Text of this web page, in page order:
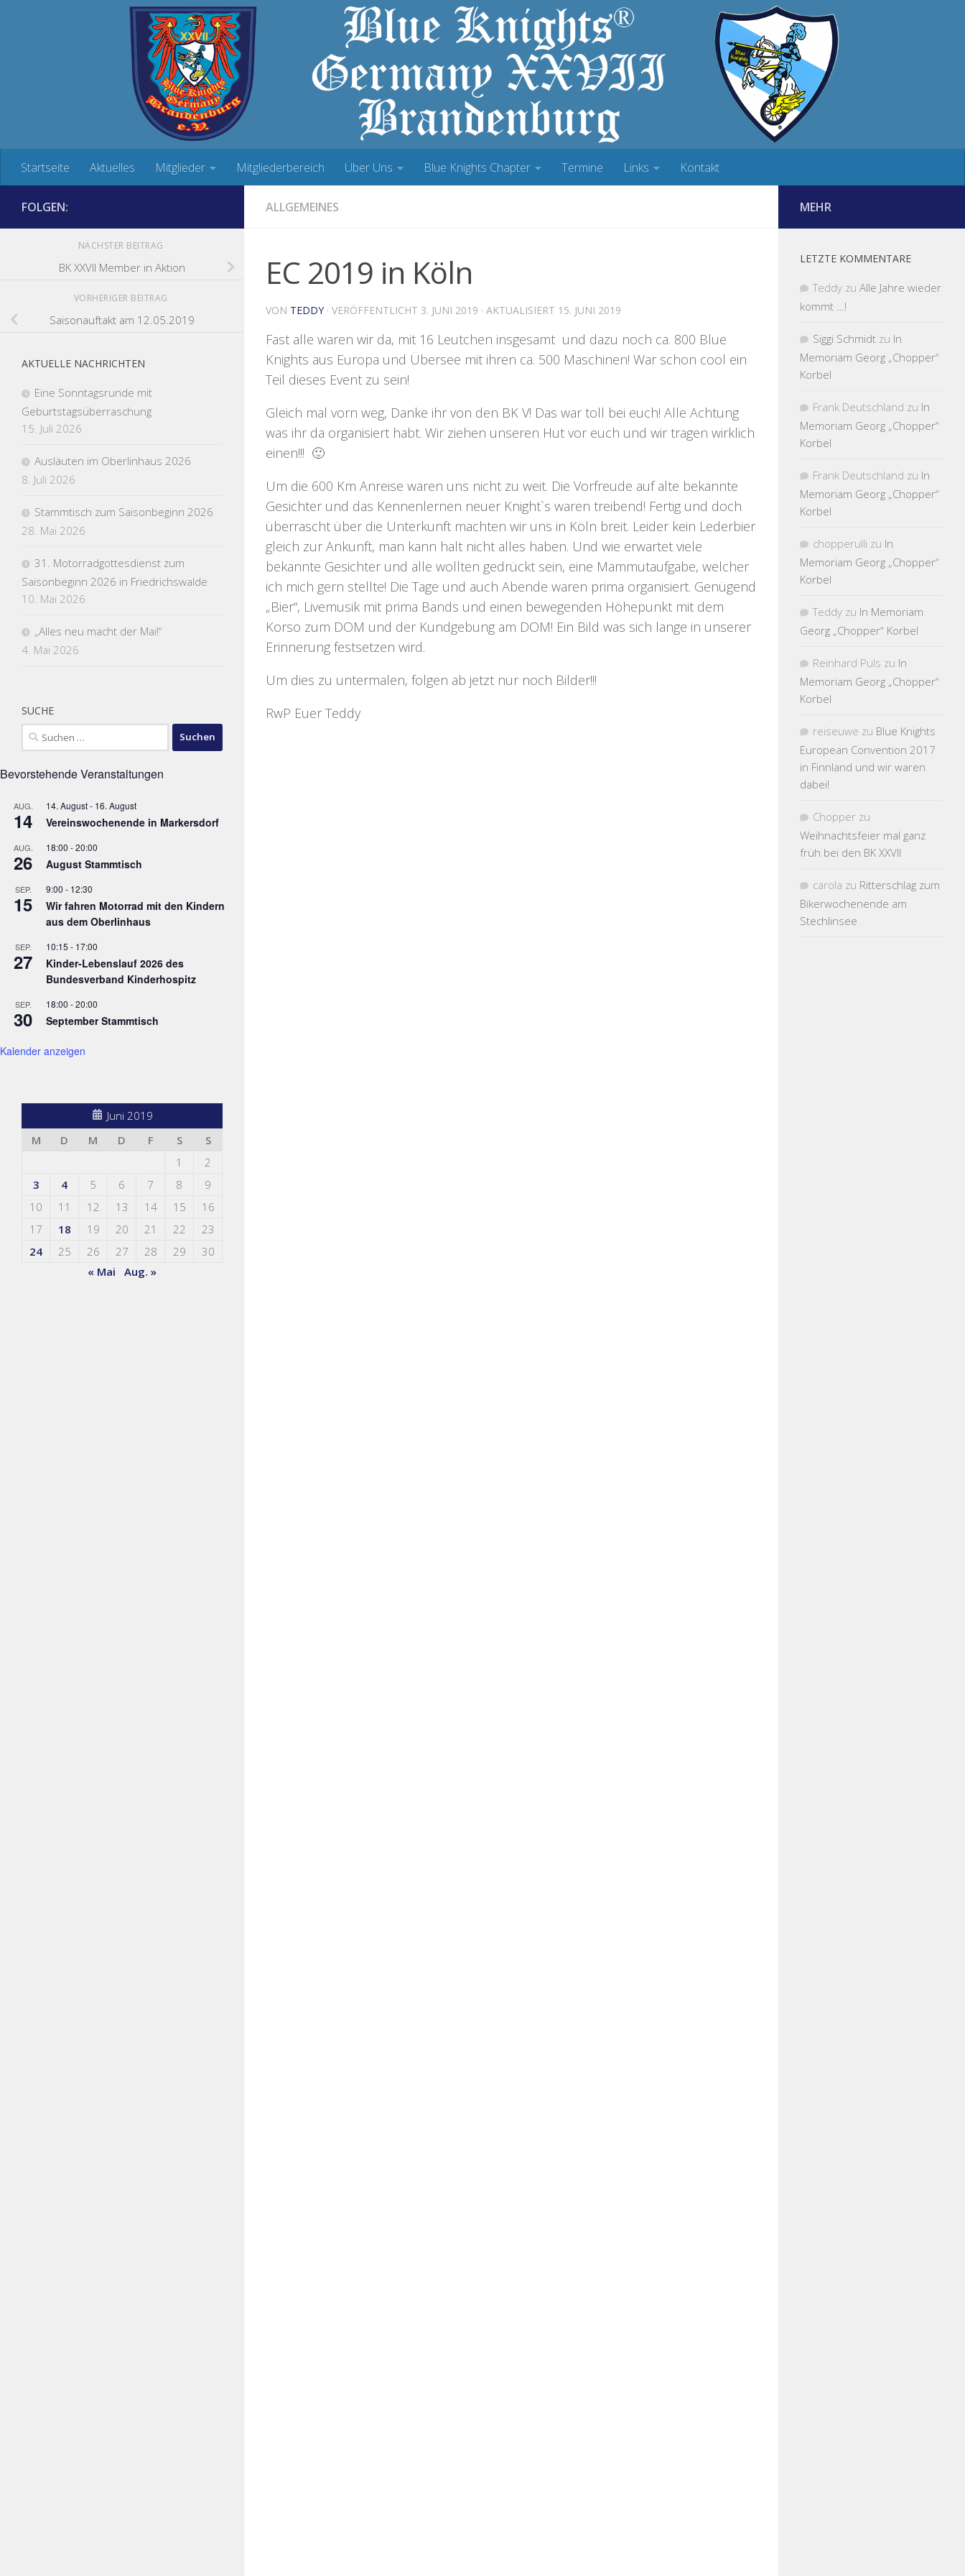
Zum Inhalt springen
Startseite Aktuelles Mitglieder Mitgliederbereich Über Uns Blue Knights Chapter Termine Links Kontakt
ALLGEMEINES
EC 2019 in Köln
VON TEDDY · VERÖFFENTLICHT 3. JUNI 2019 · AKTUALISIERT 15. JUNI 2019
Fast alle waren wir da, mit 16 Leutchen insgesamt und dazu noch ca. 800 Blue
Knights aus Europa und Übersee mit ihren ca. 500 Maschinen! War schon cool ein
Teil dieses Event zu sein!
Gleich mal vorn weg, Danke ihr von den BK V! Das war toll bei euch! Alle Achtung
was ihr da organisiert habt. Wir ziehen unseren Hut vor euch und wir tragen wirklich
einen!!! 🙂
Um die 600 Km Anreise waren uns nicht zu weit. Die Vorfreude auf alte bekannte
Gesichter und das Kennenlernen neuer Knight`s waren treibend! Fertig und doch
überrascht über die Unterkunft machten wir uns in Köln breit. Leider kein Lederbier
gleich zur Ankunft, man kann halt nicht alles haben. Und wie erwartet viele
bekannte Gesichter und alle wollten gedrückt sein, eine Mammutaufgabe, welcher
ich mich gern stellte! Die Tage und auch Abende waren prima organisiert. Genügend
„Bier“, Livemusik mit prima Bands und einen bewegenden Höhepunkt mit dem
Korso zum DOM und der Kundgebung am DOM! Ein Bild was sich lange in unserer
Erinnerung festsetzen wird.
Um dies zu untermalen, folgen ab jetzt nur noch Bilder!!!
RwP Euer Teddy
FOLGEN:
NÄCHSTER BEITRAG
BK XXVII Member in Aktion
VORHERIGER BEITRAG
Saisonauftakt am 12.05.2019
AKTUELLE NACHRICHTEN
Eine Sonntagsrunde mit
Geburtstagsüberraschung
15. Juli 2026
Ausläuten im Oberlinhaus 2026
8. Juli 2026
Stammtisch zum Saisonbeginn 2026
28. Mai 2026
31. Motorradgottesdienst zum
Saisonbeginn 2026 in Friedrichswalde
10. Mai 2026
„Alles neu macht der Mai!“
4. Mai 2026
SUCHE
Suchen
nach:
Bevorstehende Veranstaltungen
AUG.
14
14. August- 16. August
Vereinswochenende in Markersdorf
AUG.
26
18:00 -20:00
August Stammtisch
SEP.
15
9:00 - 12:30
Wir fahren Motorrad mit den Kindern
aus dem Oberlinhaus
SEP.
27
10:15 - 17:00
Kinder-Lebenslauf 2026 des
Bundesverband Kinderhospitz
SEP.
30
18:00 -20:00
September Stammtisch
Kalender anzeigen
Juni 2019
M
D M D F S
S
1
2
3
4 5 6 7 8
9
10
11 12 13 14 15
16
17
18 19 20 21 22
23
24
25 26 27 28 29
30
« Mai
Aug. »
MEHR
LETZTE KOMMENTARE
Teddy zu Alle Jahre wieder
kommt …!
Siggi Schmidt zu In
Memoriam Georg „Chopper“
Korbel
Frank Deutschland zu In
Memoriam Georg „Chopper“
Korbel
Frank Deutschland zu In
Memoriam Georg „Chopper“
Korbel
chopperulli zu In
Memoriam Georg „Chopper“
Korbel
Teddy zu In Memoriam
Georg „Chopper“ Korbel
Reinhard Puls zu In
Memoriam Georg „Chopper“
Korbel
reiseuwe zu Blue Knights
European Convention 2017
in Finnland und wir waren
dabei!
Chopper zu
Weihnachtsfeier mal ganz
früh bei den BK XXVII
carola zu Ritterschlag zum
Bikerwochenende am
Stechlinsee